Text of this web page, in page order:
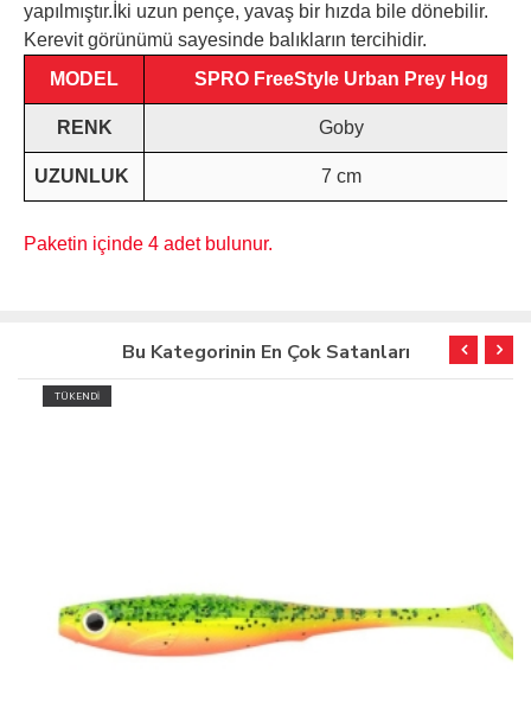
yapılmıştır.İki uzun pençe, yavaş bir hızda bile dönebilir.
Kerevit görünümü sayesinde balıkların tercihidir.
MODEL
SPRO FreeStyle Urban Prey Hog
RENK Goby
UZUNLUK 7 cm
Paketin içinde 4 adet bulunur.
Bu Kategorinin En Çok Satanları
TÜKENDİ